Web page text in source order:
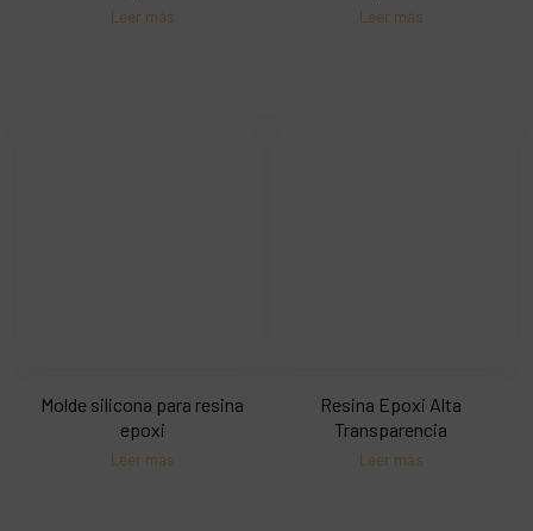
Leer más Leer más
Molde silicona para resina
epoxi
Leer más
Resina Epoxi Alta
Transparencia
Leer más